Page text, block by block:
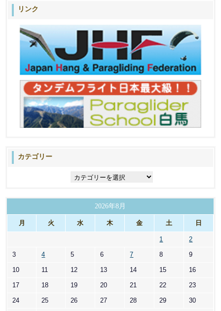
リンク
カテゴリー
ー
2026年8月
月 火 水 木 金 土 日
1 2
3 4 5 6 7 8 9
10 11 12 13 14 15 16
17 18 19 20 21 22 23
24 25 26 27 28 29 30